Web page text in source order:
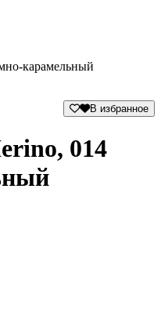
карамельный
В избранное
014